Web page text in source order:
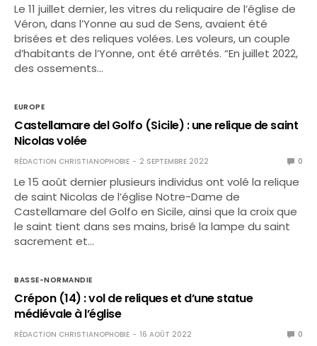
Le 11 juillet dernier, les vitres du reliquaire de l’église de
Véron, dans l’Yonne au sud de Sens, avaient été
brisées et des reliques volées. Les voleurs, un couple
d’habitants de l’Yonne, ont été arrêtés. “En juillet 2022,
des ossements…
EUROPE
Castellamare del Golfo (Sicile) : une relique de saint
Nicolas volée
RÉDACTION CHRISTIANOPHOBIE 2 SEPTEMBRE 2022 0
Le 15 août dernier plusieurs individus ont volé la relique
de saint Nicolas de l’église Notre-Dame de
Castellamare del Golfo en Sicile, ainsi que la croix que
le saint tient dans ses mains, brisé la lampe du saint
sacrement et…
BASSE-NORMANDIE
Crépon (14) : vol de reliques et d’une statue
médiévale à l’église
RÉDACTION CHRISTIANOPHOBIE 16 AOÛT 2022 0